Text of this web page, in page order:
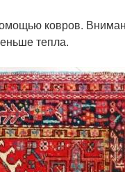
ковров.
тепла.